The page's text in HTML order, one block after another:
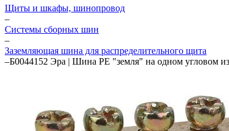
Щиты и шкафы, шинопровод
–
Системы сборных шин
–
Заземляющая шина для распределительного щита
–Б0044152 Эра | Шина PE "земля" на одном угловом